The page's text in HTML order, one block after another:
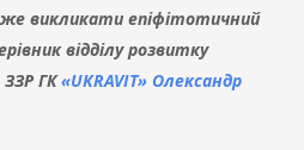
викликати епіфітотичний
відділу розвитку
ЗЗР ГК«UKRAVIT» Олександр